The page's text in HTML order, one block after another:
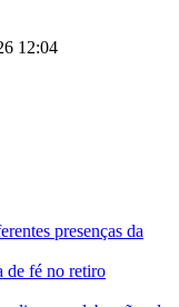
12:04
presenças da
de fé no retiro